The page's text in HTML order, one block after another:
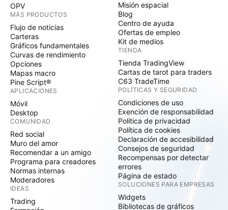
OPV
MÁS PRODUCTOS
Flujo de noticias
Carteras
Gráficos fundamentales
Curvas de rendimiento
Opciones
Mapas macro
Pine Script®
APLICACIONES
Móvil
Desktop
COMUNIDAD
Red social
Muro del amor
Recomendar a un amigo
Programa para creadores
Normas internas
Moderadores
IDEAS
Trading
Misión espacial
Blog
Centro de ayuda
Ofertas de empleo
Kit de medios
TIENDA
Tienda TradingView
Cartas de tarot para traders
C63 TradeTime
POLÍTICAS Y SEGURIDAD
Condiciones de uso
Exención de responsabilidad
Política de privacidad
Política de cookies
Declaración de accesibilidad
Consejos de seguridad
Recompensas por detectar
errores
Página de estado
SOLUCIONES PARA EMPRESAS
Widgets
Bibliotecas de gráficos